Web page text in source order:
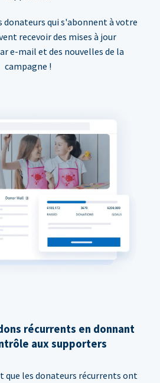
donateurs qui s'abonnent à votre
recevoir des mises à jour
e-mail et des nouvelles de la
campagne !
récurrents en donnant
aux supporters
que les donateurs récurrents ont